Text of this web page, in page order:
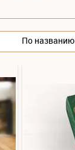
По названию